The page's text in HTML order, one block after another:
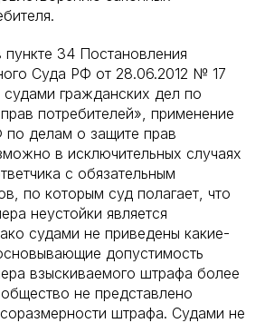
пункте 34 Постановления
Суда РФ от 28.06.2012 № 17
гражданских дел по
потребителей», применение
делам о защите прав
в исключительных случаях
с обязательным
по которым суд полагает, что
неустойки является
судами не приведены какие-
допустимость
взыскиваемого штрафа более
не представлено
штрафа. Судами не